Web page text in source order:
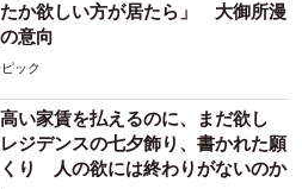
か欲しい方が居たら」 大御所漫
意向
ック
高い家賃を払えるのに、まだ欲し
ジデンスの七夕飾り、書かれた願
り 人の欲には終わりがないのか